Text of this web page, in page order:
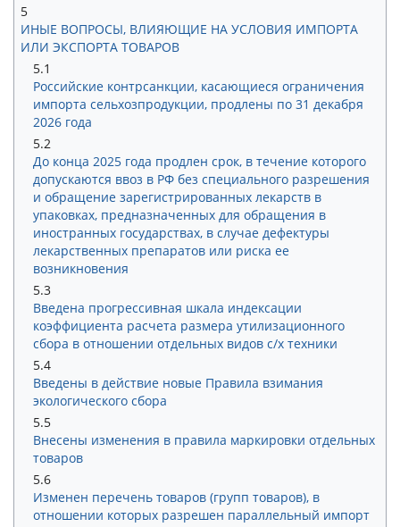
5
ИНЫЕ ВОПРОСЫ, ВЛИЯЮЩИЕ НА УСЛОВИЯ ИМПОРТА
ИЛИ ЭКСПОРТА ТОВАРОВ
5.1
Российские контрсанкции, касающиеся ограничения
импорта сельхозпродукции, продлены по 31 декабря
2026 года
5.2
До конца 2025 года продлен срок, в течение которого
допускаются ввоз в РФ без специального разрешения
и обращение зарегистрированных лекарств в
упаковках, предназначенных для обращения в
иностранных государствах, в случае дефектуры
лекарственных препаратов или риска ее
возникновения
5.3
Введена прогрессивная шкала индексации
коэффициента расчета размера утилизационного
сбора в отношении отдельных видов с/х техники
5.4
Введены в действие новые Правила взимания
экологического сбора
5.5
Внесены изменения в правила маркировки отдельных
товаров
5.6
Изменен перечень товаров (групп товаров), в
отношении которых разрешен параллельный импорт